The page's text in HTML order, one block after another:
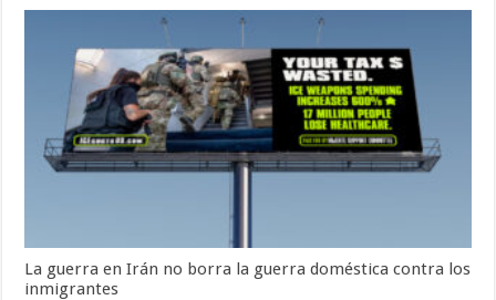
La guerra en Irán no borra la guerra doméstica contra los
inmigrantes